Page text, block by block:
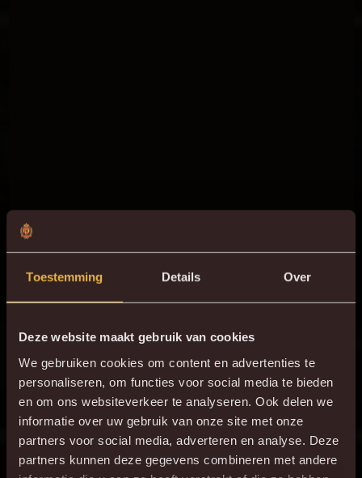
Toestemming Details Over
Deze website maakt gebruik van cookies
We gebruiken cookies om content en advertenties te
personaliseren, om functies voor social media te bieden
en om ons websiteverkeer te analyseren. Ook delen we
informatie over uw gebruik van onze site met onze
partners voor social media, adverteren en analyse. Deze
partners kunnen deze gegevens combineren met andere